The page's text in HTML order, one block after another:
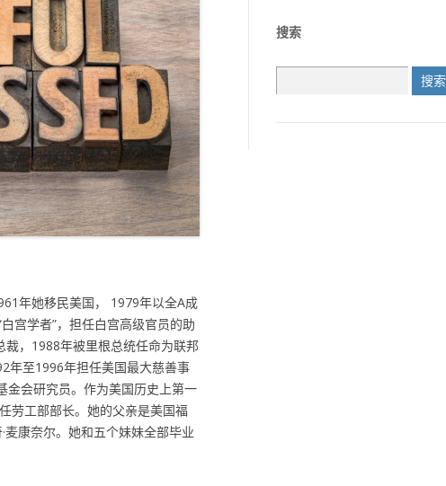
年她移民美国， 1979年以全A成
宫学者”，担任白宫高级官员的助
，1988年被里根总统任命为联邦
年至1996年担任美国最大慈善事
会研究员。作为美国历史上第一
劳工部部长。她的父亲是美国福
康奈尔。她和五个妹妹全部毕业
搜索
索：